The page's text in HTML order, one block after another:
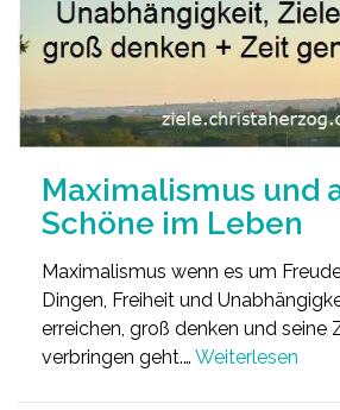
Maximalismus und
Schöne im Leben
Maximalismus wenn es um
Dingen, Freiheit und
erreichen, groß denken und seine
verbringen geht.… Weiterlesen